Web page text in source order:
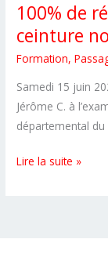
100% de
ceinture
Formation,
Samedi 15 juin
Jérôme C. à
départemental
100%
Lire la suite »